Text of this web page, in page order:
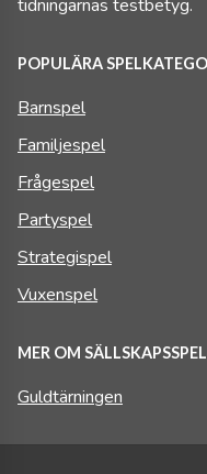
tidningarnas testbetyg.
POPULÄRA
Barnspel
Familjespel
Frågespel
Partyspel
Strategispel
Vuxenspel
MER OM SÄLLSKAPSSPEL
Guldtärningen